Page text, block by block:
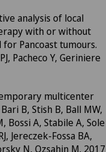
analysis of local
with or without
Pancoast tumours.
Pacheco Y, Geriniere
multicenter
B, Stish B, Ball MW,
Bossi A, Stabile A, Sole
Jereczek-Fossa BA,
N, Ozsahin M. 2017